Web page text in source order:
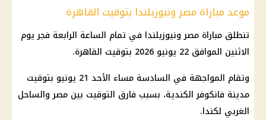
موعد مباراة مصر ونيوزيلندا بتوقيت القاهرة
تنطلق مباراة مصر ونيوزيلندا في تمام الساعة الرابعة فجر يوم
الاثنين الموافق 22 يونيو 2026 بتوقيت القاهرة.
وتقام المواجهة في السادسة مساء الأحد 21 يونيو بتوقيت
مدينة فانكوفر الكندية، بسبب فارق التوقيت بين مصر والساحل
الغربي لكندا.